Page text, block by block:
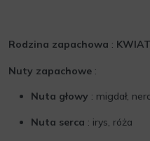
Rodzina zapachowa :
Nuty zapachowe :
Nuta głowy : migdał,
Nuta serca : irys, róża